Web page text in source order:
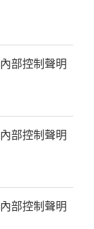
部控制聲明
部控制聲明
部控制聲明